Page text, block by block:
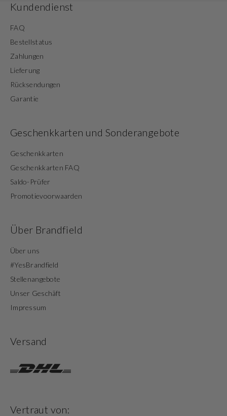
Kundendienst
FAQ
Bestellstatus
Zahlungen
Lieferung
Rücksendungen
Garantie
Geschenkkarten und Sonderangebote
Geschenkkarten
Geschenkkarten FAQ
Saldo-Prüfer
Promotievoorwaarden
Über Brandfield
Über uns
#YesBrandfield
Stellenangebote
Unser Geschäft
Impressum
Versand
Vertraut von: